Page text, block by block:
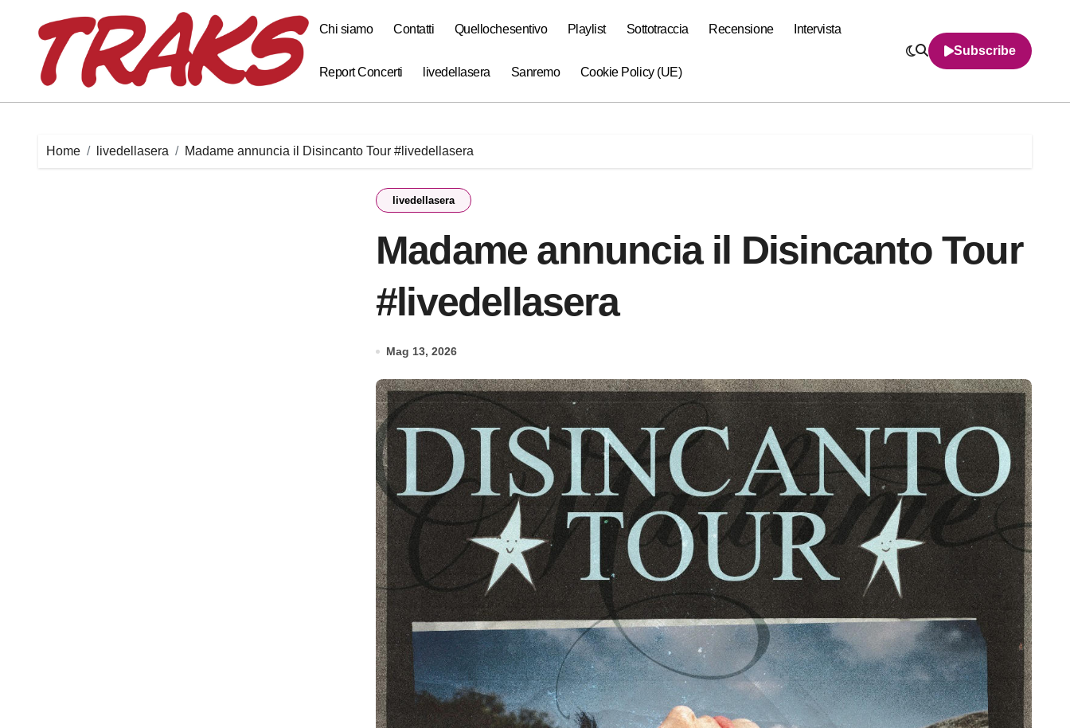
content
Chi siamo Contatti Quellochesentivo Playlist Sottotraccia Recensione Intervista
Report Concerti livedellasera Sanremo Cookie Policy (UE)
Subscribe
Home livedellasera Madame annuncia il Disincanto Tour #livedellasera
livedellasera
Madame annuncia il Disincanto Tour
#livedellasera
Mag 13, 2026